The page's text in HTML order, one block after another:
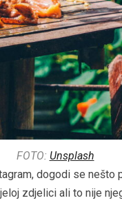
FOTO: Unsplash
dogodi se
zdjelici ali to nije